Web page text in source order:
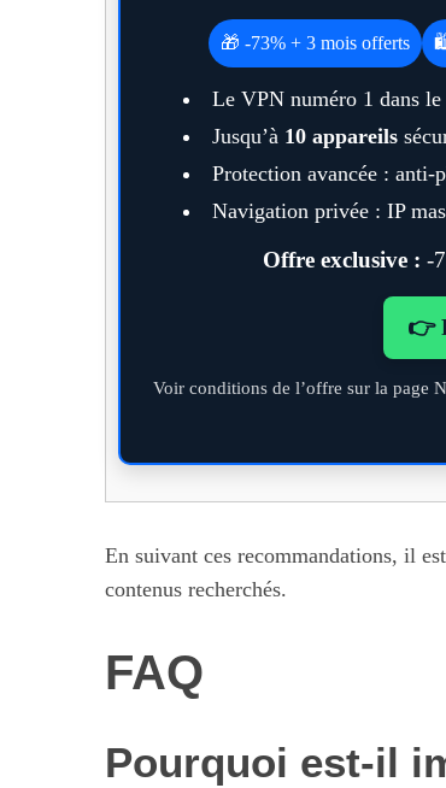
🎁 -73% + 3 mois offerts
Le VPN numéro 1 dans le
Jusqu’à 10 appareils
Protection avancée : anti-
Navigation privée : IP
Offre exclusive : -
👉
Voir conditions de l’offre sur la page
En suivant ces recommandations, il
contenus recherchés.
FAQ
Pourquoi est-il